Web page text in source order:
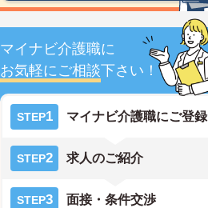
マイナビ介護職に
お気軽にご相談下さい！
STEP1 マイナビ介護職にご登録
STEP2 求人のご紹介
STEP3 面接・条件交渉